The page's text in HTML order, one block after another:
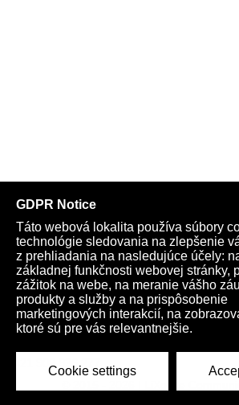
Telegram Youtube
Obchod
TV Kardio
Všeobecné podmienky
+421 908 936 277